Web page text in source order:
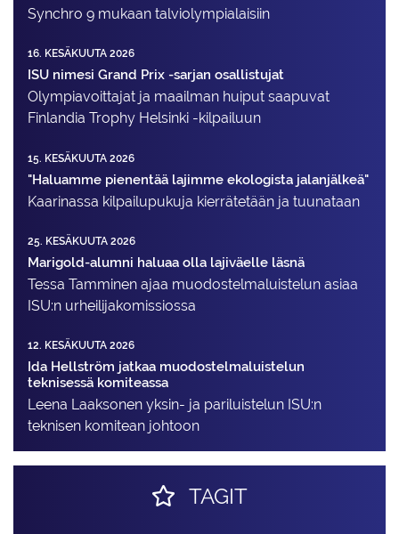
Synchro 9 mukaan talviolympialaisiin
16. KESÄKUUTA 2026
ISU nimesi Grand Prix -sarjan osallistujat
Olympiavoittajat ja maailman huiput saapuvat
Finlandia Trophy Helsinki -kilpailuun
15. KESÄKUUTA 2026
"Haluamme pienentää lajimme ekologista jalanjälkeä"
Kaarinassa kilpailupukuja kierrätetään ja tuunataan
25. KESÄKUUTA 2026
Marigold-alumni haluaa olla lajiväelle läsnä
Tessa Tamminen ajaa muodostelma­luistelun asiaa
ISU:n urheilija­komissiossa
12. KESÄKUUTA 2026
Ida Hellström jatkaa muodostelmaluistelun
teknisessä komiteassa
Leena Laaksonen yksin- ja pariluistelun ISU:n
teknisen komitean johtoon
TAGIT